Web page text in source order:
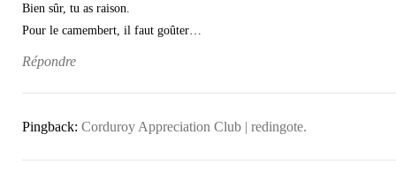
Bien sûr, tu as raison.
Pour le camembert, il faut goûter…
Répondre
Pingback: Corduroy Appreciation Club | redingote.